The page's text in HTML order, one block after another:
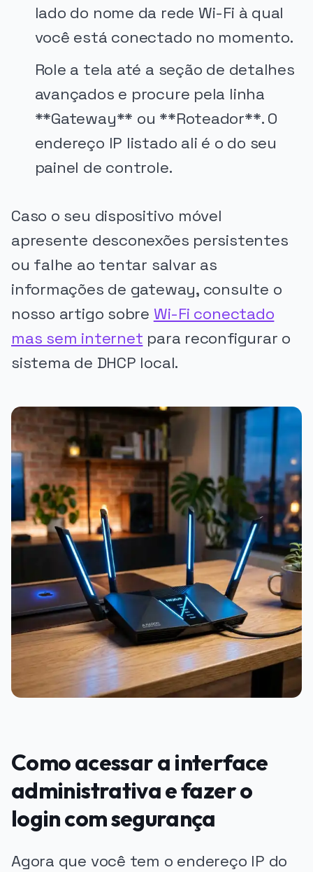
lado do nome da rede Wi-Fi à qual
você está conectado no momento.
Role a tela até a seção de detalhes
avançados e procure pela linha
**Gateway** ou **Roteador**. O
endereço IP listado ali é o do seu
painel de controle.
Caso o seu dispositivo móvel
apresente desconexões persistentes
ou falhe ao tentar salvar as
informações de gateway, consulte o
nosso artigo sobre Wi-Fi conectado
mas sem internet para reconfigurar o
sistema de DHCP local.
Como acessar a interface
administrativa e fazer o
login com segurança
Agora que você tem o endereço IP do